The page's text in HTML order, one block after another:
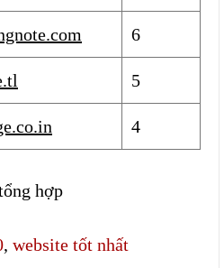
6
5
4
hợp
, website tốt nhất